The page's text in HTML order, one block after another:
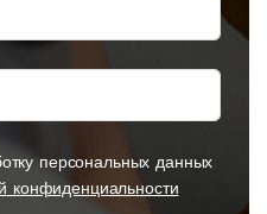
персональных данных
конфиденциальности